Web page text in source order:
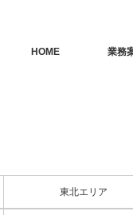
HOME 業務
東北エリア